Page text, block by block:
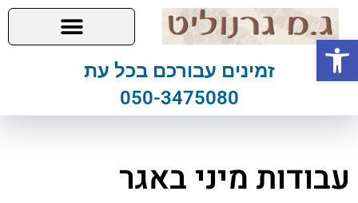
זמינים עבורכם בכל עת
050-3475080
עבודות מיני באגר
פתח סרגל נגישות